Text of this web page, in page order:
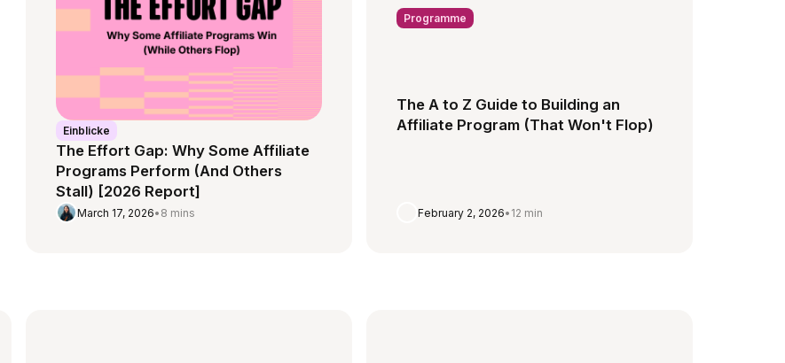
Einblicke
The Effort Gap: Why Some Affiliate
Programs Perform (And Others
Stall) [2026 Report]
March 17, 2026• 8 mins
Programme
The A to Z Guide to Building an
Affiliate Program (That Won't Flop)
February 2, 2026• 12 min